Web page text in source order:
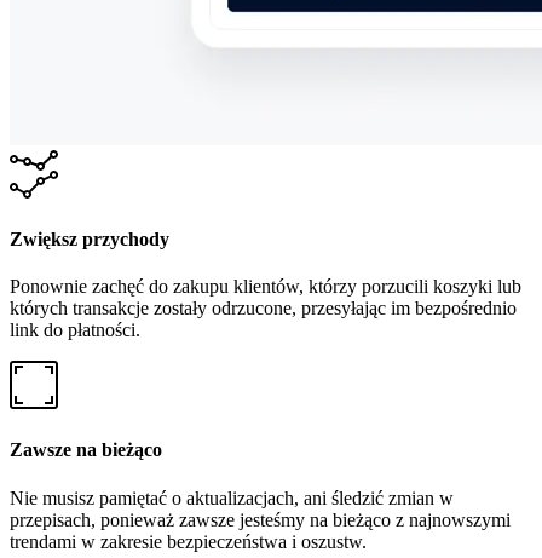
Zwiększ przychody
Ponownie zachęć do zakupu klientów, którzy porzucili koszyki lub
których transakcje zostały odrzucone, przesyłając im bezpośrednio
link do płatności.
Zawsze na bieżąco
Nie musisz pamiętać o aktualizacjach, ani śledzić zmian w
przepisach, ponieważ zawsze jesteśmy na bieżąco z najnowszymi
trendami w zakresie bezpieczeństwa i oszustw.